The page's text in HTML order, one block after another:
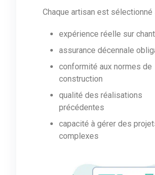
Chaque artisan est sélectionné
expérience réelle sur
assurance décennale
conformité aux normes de
construction
qualité des réalisations
précédentes
capacité à gérer des
complexes